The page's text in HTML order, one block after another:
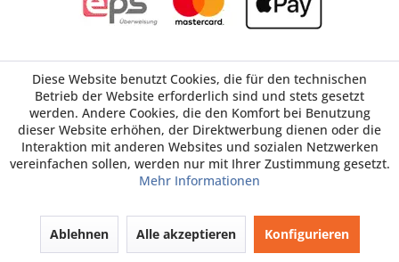
Öffnungszeiten
Shop Service
Ratgeber
Diese Website benutzt Cookies, die für den technischen
Betrieb der Website erforderlich sind und stets gesetzt
werden. Andere Cookies, die den Komfort bei Benutzung
dieser Website erhöhen, der Direktwerbung dienen oder die
Interaktion mit anderen Websites und sozialen Netzwerken
vereinfachen sollen, werden nur mit Ihrer Zustimmung gesetzt.
Mehr Informationen
Ablehnen Alle akzeptieren Konfigurieren